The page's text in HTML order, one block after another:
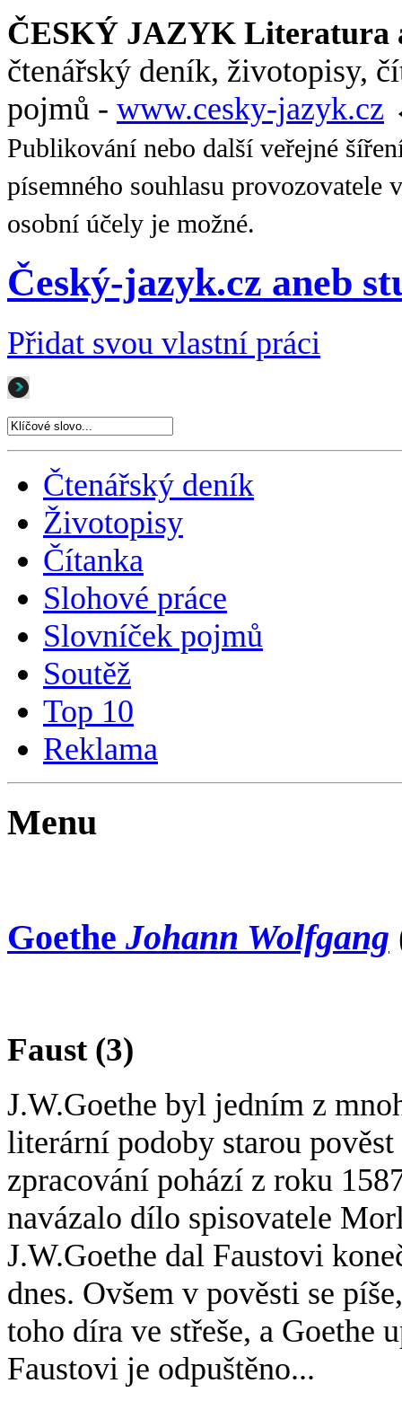
ČESKÝ JAZYK Literatura
čtenářský deník, životopisy,
pojmů - www.cesky-jazyk.cz
Publikování nebo další veřejné
písemného souhlasu
osobní účely je možné.
Český-jazyk.cz aneb
Přidat svou vlastní práci
Čtenářský deník
Životopisy
Čítanka
Slohové práce
Slovníček pojmů
Soutěž
Top 10
Reklama
Menu
Goethe Johann Wolfgang
Faust (3)
J.W.Goethe byl jedním z
literární podoby starou
zpracování pohází z roku
navázalo dílo spisovatele
J.W.Goethe dal Faustovi
dnes. Ovšem v pověsti se
toho díra ve střeše, a Goethe
Faustovi je odpuštěno...